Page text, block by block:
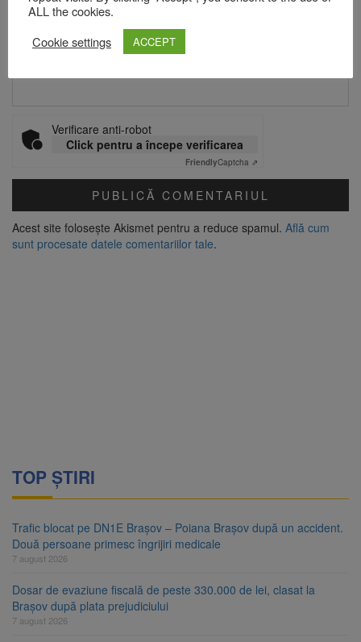
Verificare anti-robot
Click pentru a începe verificarea
FriendlyCaptcha ⇗
Acest site folosește Akismet pentru a reduce spamul. Află cum
sunt procesate datele comentariilor tale.
TOP ȘTIRI
Trafic blocat pe DN1E Brașov – Poiana Brașov după un accident.
Două persoane primesc îngrijiri medicale
7 august 2026
Dosar de evaziune fiscală de peste 330.000 de lei, clasat la
Brașov după plata prejudiciului
7 august 2026
ALL the cookies.
Cookie settings
ACCEPT